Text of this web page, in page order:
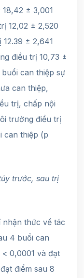
± 3,001
12,02 ± 2,520
± 2,641
điều trị 10,73 ±
can thiệp sự
can thiệp,
trị, chấp nội
trường điều trị
can thiệp (p
trước, sau trị
thức về tác
4 buổi can
0,0001 và đạt
điểm sau 8